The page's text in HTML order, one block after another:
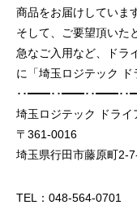
例を徹底比較
商品をお届けしていま
そして、ご要望頂いた
急なご入用など、ドラ
に「埼玉ロジテック ド
･･━━･･━━･･━━･･
埼玉ロジテック ドライ
〒361-0016
埼玉県行田市藤原町2-
TEL：048-564-0701